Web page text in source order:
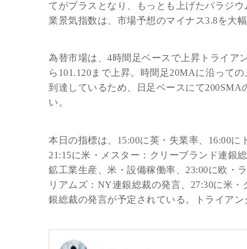
てがプラスとなり、もっとも上げたパラジ
業景気指数は、市場予想のマイナス3.8を大
為替市場は、4時間足ベースで上昇トライア
ら101.120まで上昇。時間足20MAに沿って
到達しているため、日足ベースにて200SMA
い。
本日の指標は、15:00に英・失業率、16:00に
21:15に米・メスター：クリーブランド連銀
鉱工業生産、米・設備稼働率、23:00に欧・
リアムズ：NY連銀総裁の発言、27:30に米
銀総裁の発言が予定されている。トライア